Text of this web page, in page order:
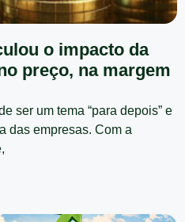
o impacto da
preço, na margem
ser um tema “para depois” e
das empresas. Com a